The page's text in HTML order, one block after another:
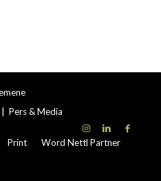
Pers & Media
Print Word Nettl Partner